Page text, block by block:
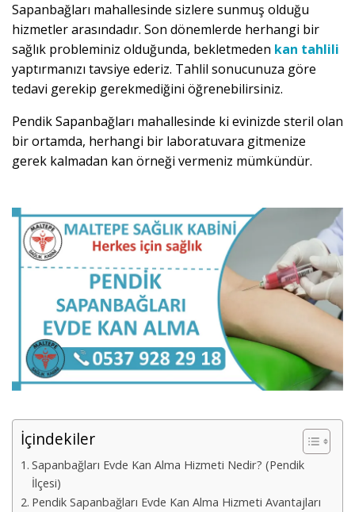
Sapanbağları mahallesinde sizlere sunmuş olduğu
hizmetler arasındadır. Son dönemlerde herhangi bir
sağlık probleminiz olduğunda, bekletmeden kan tahlili
yaptırmanızı tavsiye ederiz. Tahlil sonucunuza göre
tedavi gerekip gerekmediğini öğrenebilirsiniz.
Pendik Sapanbağları mahallesinde ki evinizde steril olan
bir ortamda, herhangi bir laboratuvara gitmenize
gerek kalmadan kan örneği vermeniz mümkündür.
İçindekiler
Sapanbağları Evde Kan Alma Hizmeti Nedir? (Pendik
İlçesi)
Pendik Sapanbağları Evde Kan Alma Hizmeti Avantajları